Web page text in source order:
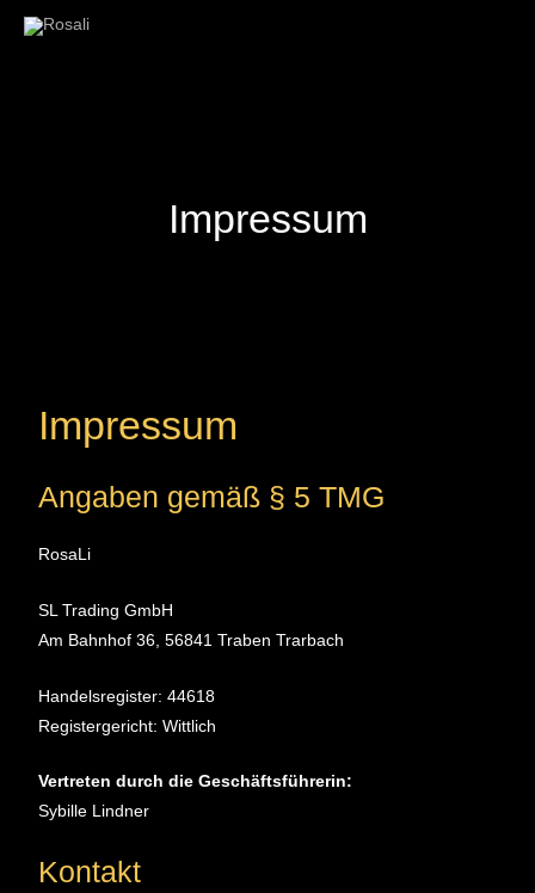
Zum
Impressum
Impressum
Angaben gemäß § 5 TMG
RosaLi
SL Trading GmbH
Am Bahnhof 36, 56841 Traben Trarbach
Handelsregister: 44618
Registergericht: Wittlich
Vertreten durch die Geschäftsführerin:
Sybille Lindner
Kontakt